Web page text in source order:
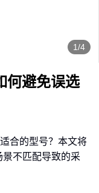
1/4
何避免误选
合的型号？本文将
不匹配导致的采